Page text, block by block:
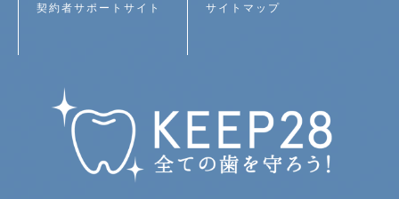
契約者サポートサイト サイトマップ